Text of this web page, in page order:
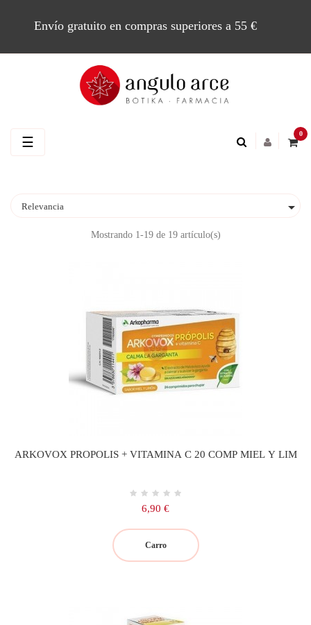
Envío gratuito en compras superiores a 55 €
0
Navegación
☰
Relevancia 
Mostrando 1-19 de 19 artículo(s)
ARKOVOX PROPOLIS + VITAMINA C 20 COMP MIEL Y LIM
Precio
6,90 €
Carro